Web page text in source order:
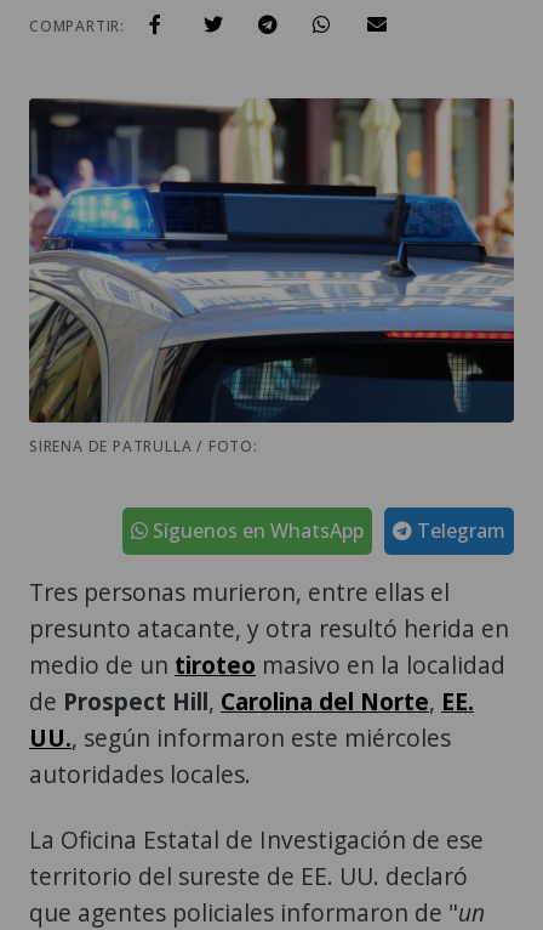
COMPARTIR:
SIRENA DE PATRULLA / FOTO:
Telegram
Síguenos en WhatsApp
Tres personas murieron, entre ellas el
presunto atacante, y otra resultó herida en
medio de un tiroteo masivo en la localidad
de Prospect Hill, Carolina del Norte, EE.
UU., según informaron este miércoles
autoridades locales.
La Oficina Estatal de Investigación de ese
territorio del sureste de EE. UU. declaró
que agentes policiales informaron de "un